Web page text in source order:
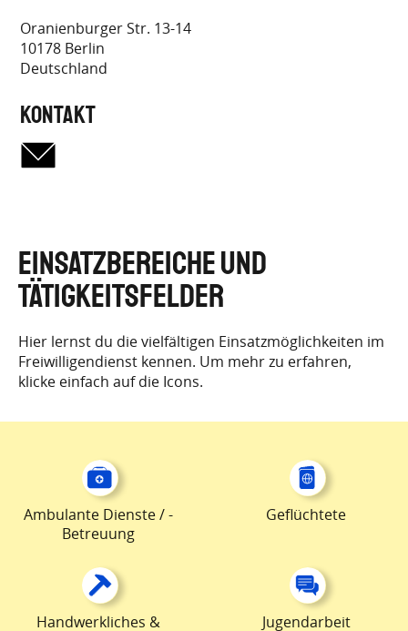
Oranienburger Str. 13-14
10178 Berlin
Deutschland
Kontakt
EINSATZBEREICHE UND
TÄTIGKEITSFELDER
Hier lernst du die vielfältigen Einsatzmöglichkeiten im
Freiwilligendienst kennen. Um mehr zu erfahren,
klicke einfach auf die Icons.
Ambulante Dienste / -
Betreuung
Geflüchtete
Handwerkliches & Jugendarbeit